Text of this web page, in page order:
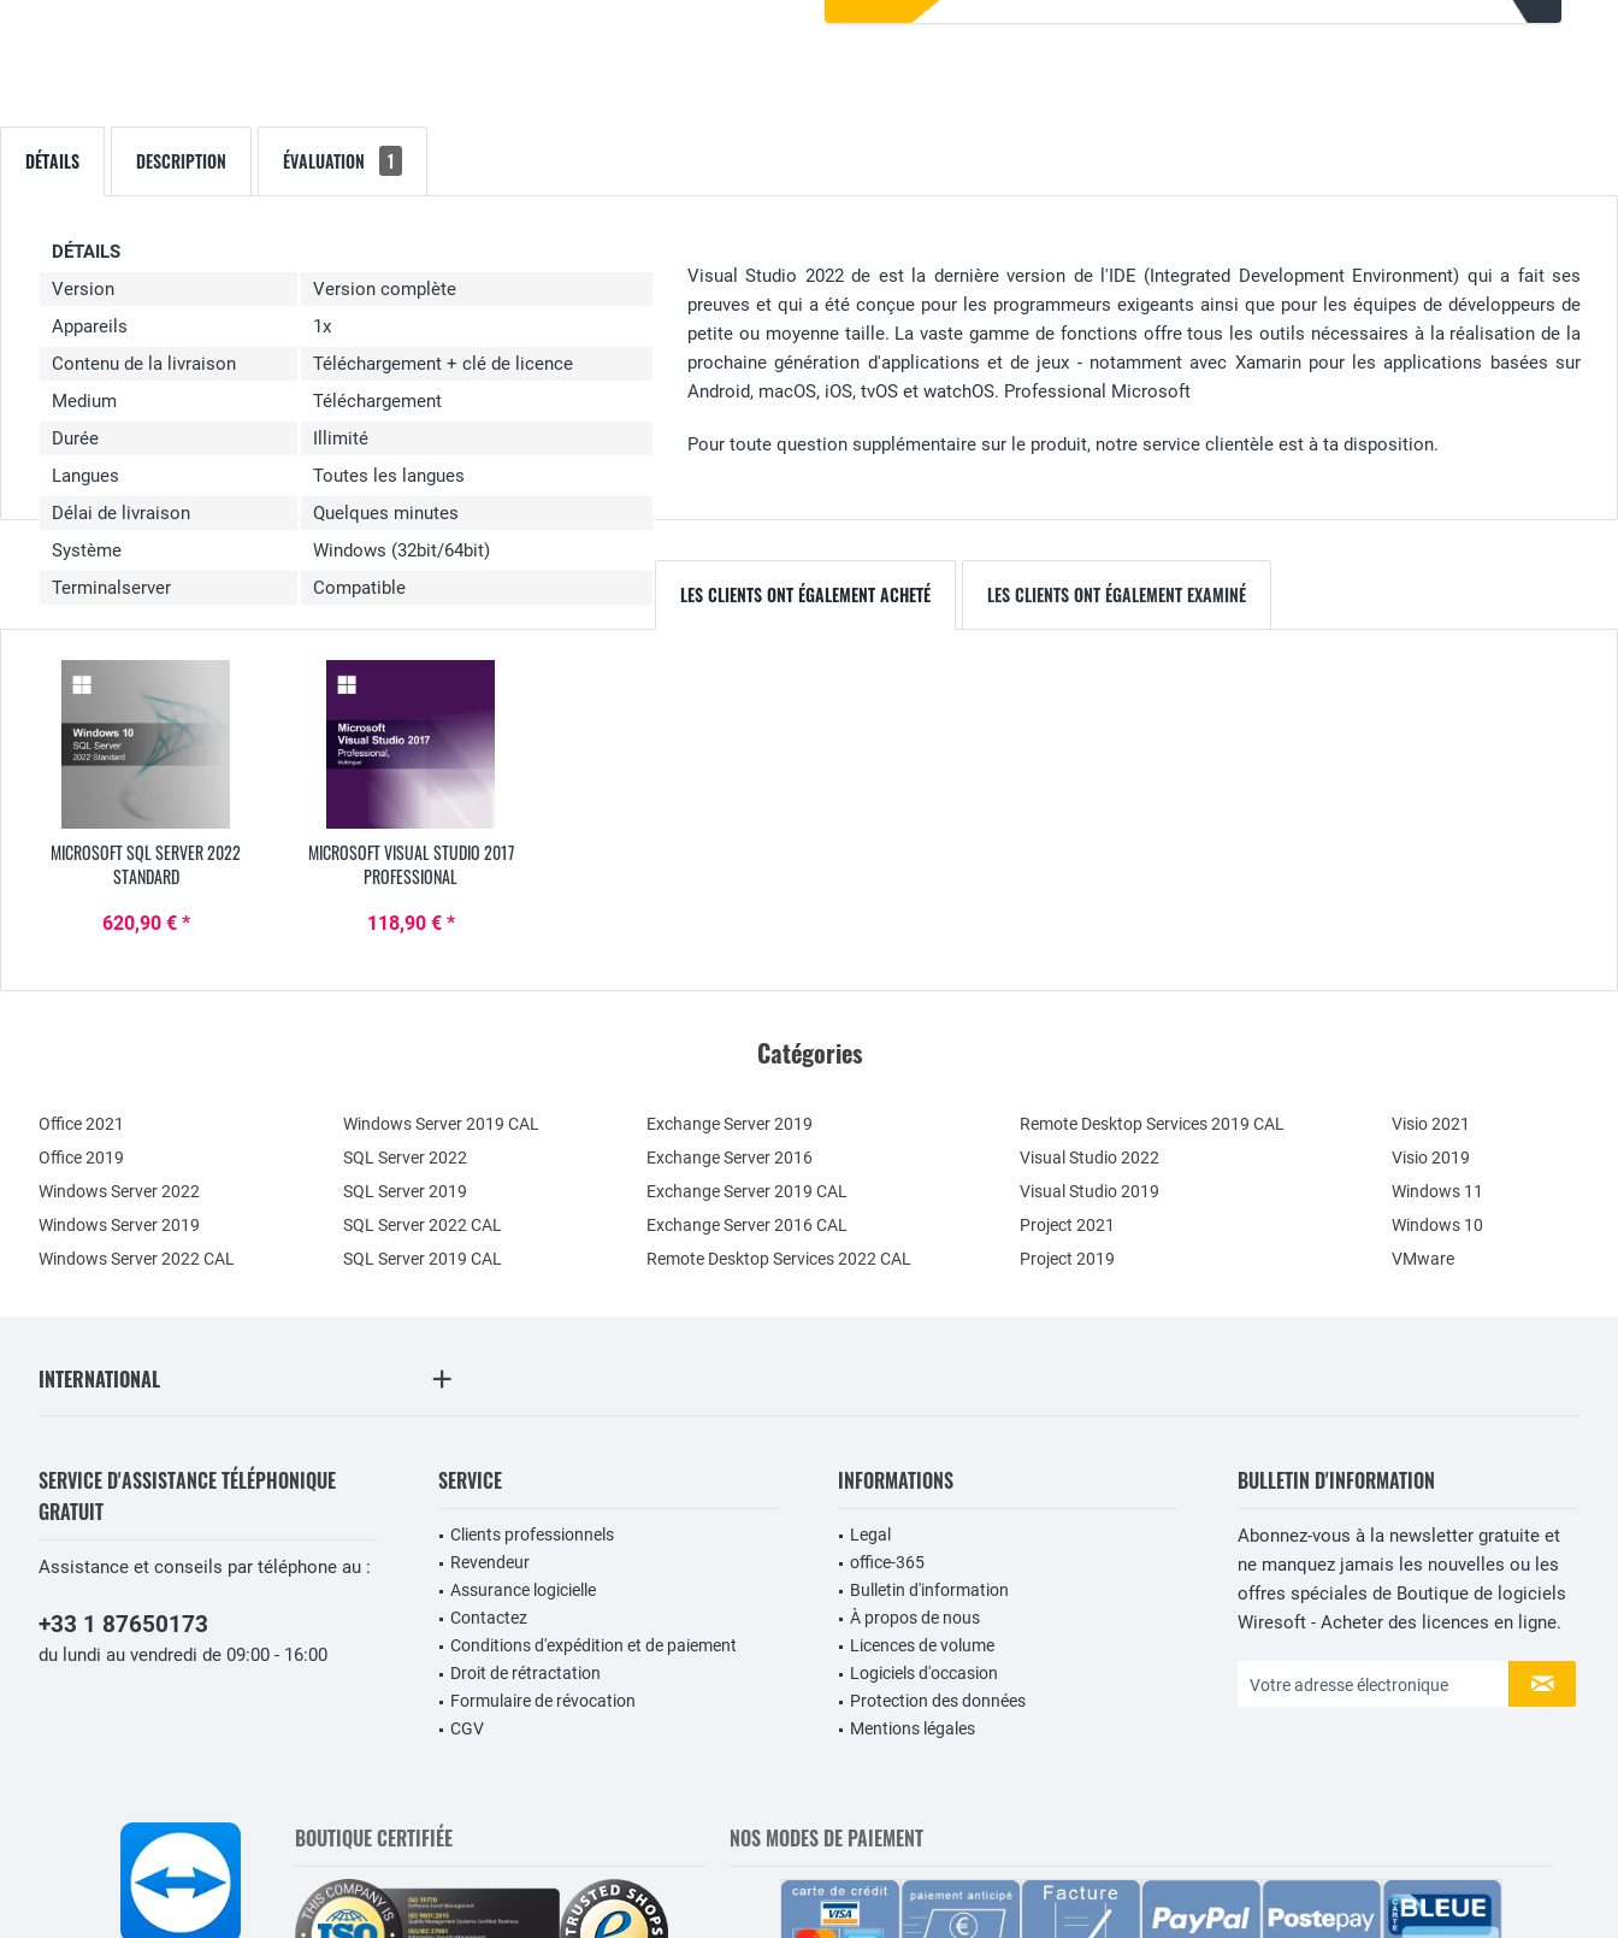
DÉTAILS DESCRIPTION ÉVALUATION 1
DÉTAILS
Version
Version complète
Appareils
1x
Contenu de la livraison
Téléchargement + clé de licence
Medium
Téléchargement
Durée
Illimité
Langues
Toutes les langues
Délai de livraison
Quelques minutes
Système
Windows (32bit/64bit)
Terminalserver
Compatible
Visual Studio 2022 de est la dernière version de l'IDE (Integrated Development Environment) qui a fait ses
preuves et qui a été conçue pour les programmeurs exigeants ainsi que pour les équipes de développeurs de
petite ou moyenne taille. La vaste gamme de fonctions offre tous les outils nécessaires à la réalisation de la
prochaine génération d'applications et de jeux - notamment avec Xamarin pour les applications basées sur
Android, macOS, iOS, tvOS et watchOS. Professional Microsoft
Pour toute question supplémentaire sur le produit, notre service clientèle est à ta disposition.
LES CLIENTS ONT ÉGALEMENT ACHETÉ LES CLIENTS ONT ÉGALEMENT EXAMINÉ
MICROSOFT SQL SERVER 2022
STANDARD
620,90 € *
MICROSOFT VISUAL STUDIO 2017
PROFESSIONAL
118,90 € *
Catégories
Office 2021
Office 2019
Windows Server 2022
Windows Server 2019
Exchange Server 2019
Exchange Server 2016
SQL Server 2022
SQL Server 2019
Windows Server 2022 CAL
Windows Server 2019 CAL
SQL Server 2022 CAL
SQL Server 2019 CAL
Remote Desktop Services 2022 CAL
Remote Desktop Services 2019 CAL
Exchange Server 2019 CAL
Exchange Server 2016 CAL
Visual Studio 2022
Visual Studio 2019
Project 2021
Project 2019
Visio 2021
Visio 2019
Windows 11
Windows 10
VMware
INTERNATIONAL
SERVICE D'ASSISTANCE TÉLÉPHONIQUE
GRATUIT
Assistance et conseils par téléphone au :
+33 1 87650173
du lundi au vendredi de 09:00 - 16:00
SERVICE
Clients professionnels
Revendeur
Assurance logicielle
Contactez
Conditions d'expédition et de paiement
Droit de rétractation
Formulaire de révocation
CGV
INFORMATIONS
Legal
office-365
Bulletin d'information
À propos de nous
Licences de volume
Logiciels d'occasion
Protection des données
Mentions légales
BULLETIN D'INFORMATION
Abonnez-vous à la newsletter gratuite et
ne manquez jamais les nouvelles ou les
offres spéciales de Boutique de logiciels
Wiresoft - Acheter des licences en ligne.
BOUTIQUE CERTIFIÉE NOS MODES DE PAIEMENT